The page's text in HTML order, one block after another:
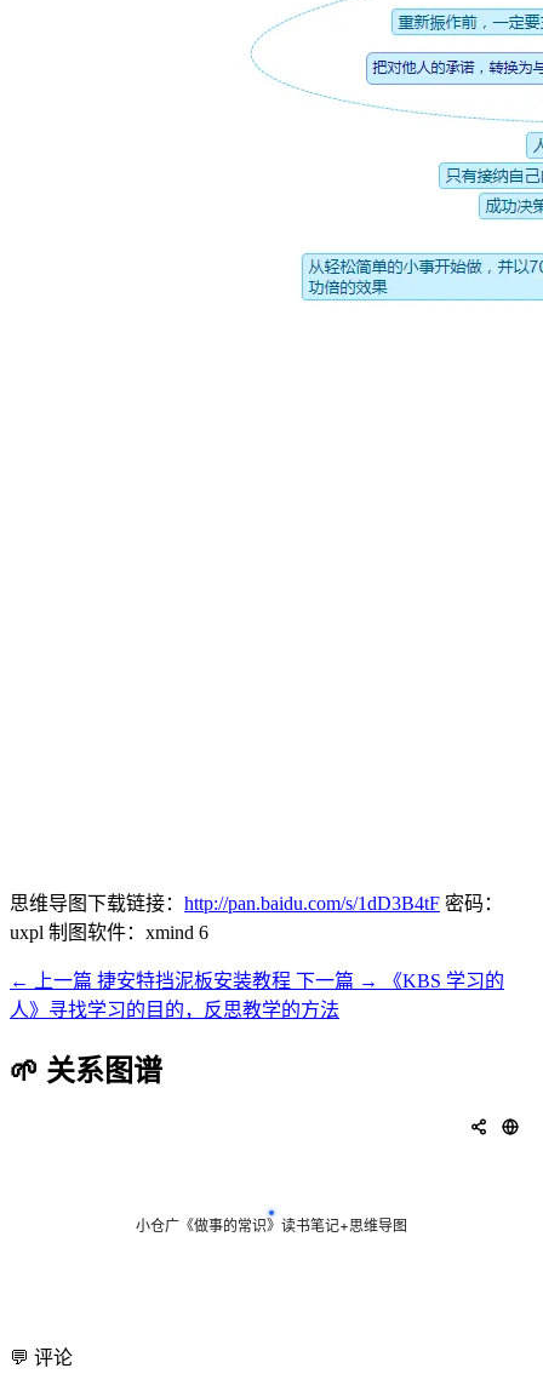
思维导图下载链接： http://pan.baidu.com/s/1dD3B4tF 密码：
uxpl 制图软件：xmind 6
← 上一篇 捷安特挡泥板安装教程 下一篇 →
《KBS 学习的
人》寻找学习的目的，反思教学的方法
🌱 关系图谱
💬 评论